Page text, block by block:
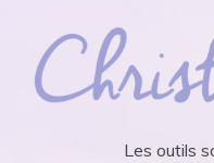
Les outils